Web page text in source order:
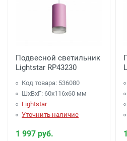
Подвесной светильник
Lightstar RP43230
Код товара: 536080
ШхВхГ: 60x116x60 мм
Lightstar
Уточнить наличие
1 997 руб.